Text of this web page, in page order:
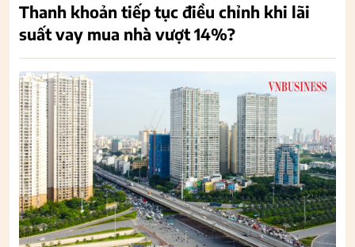
Thanh khoản tiếp tục điều chỉnh khi lãi
suất vay mua nhà vượt 14%?